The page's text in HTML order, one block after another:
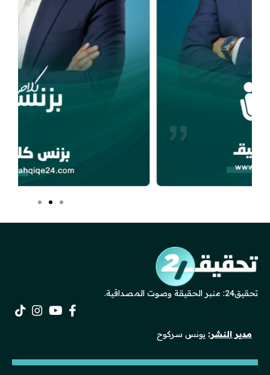
تحقيق24: منبر الحقيقة وصوت المصداقية.
مدير النشر: يونس سركوح